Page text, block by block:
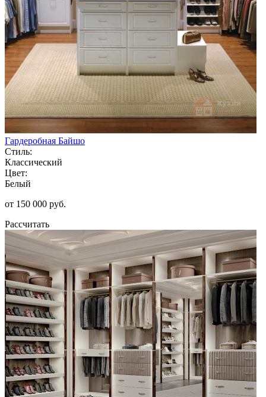
Гардеробная Байшо
Стиль:
Классический
Цвет:
Белый
от 150 000 руб.
Рассчитать